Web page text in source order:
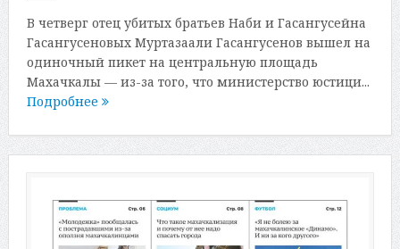
В четверг отец убитых братьев Наби и Гасангусейна
Гасангусеновых Муртазаали Гасангусенов вышел на
одиночный пикет на центральную площадь
Махачкалы — из-за того, что министерство юстици...
Подробнее